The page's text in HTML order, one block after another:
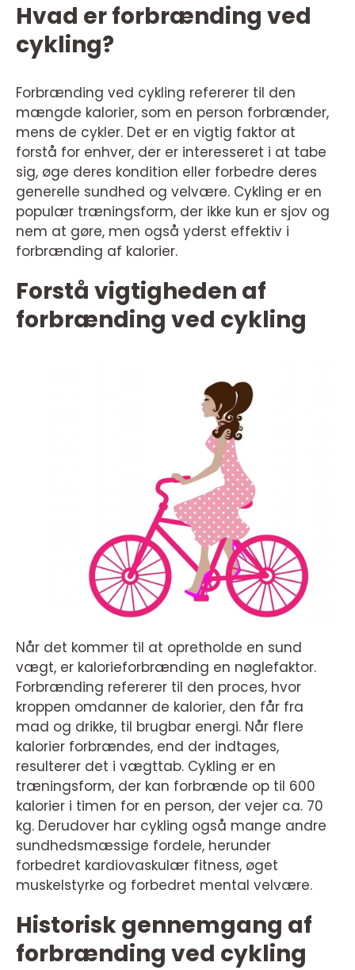
Hvad er forbrænding ved
cykling?
Forbrænding ved cykling refererer til den
mængde kalorier, som en person forbrænder,
mens de cykler. Det er en vigtig faktor at
forstå for enhver, der er interesseret i at tabe
sig, øge deres kondition eller forbedre deres
generelle sundhed og velvære. Cykling er en
populær træningsform, der ikke kun er sjov og
nem at gøre, men også yderst effektiv i
forbrænding af kalorier.
Forstå vigtigheden af
forbrænding ved cykling
Når det kommer til at opretholde en sund
vægt, er kalorieforbrænding en nøglefaktor.
Forbrænding refererer til den proces, hvor
kroppen omdanner de kalorier, den får fra
mad og drikke, til brugbar energi. Når flere
kalorier forbrændes, end der indtages,
resulterer det i vægttab. Cykling er en
træningsform, der kan forbrænde op til 600
kalorier i timen for en person, der vejer ca. 70
kg. Derudover har cykling også mange andre
sundhedsmæssige fordele, herunder
forbedret kardiovaskulær fitness, øget
muskelstyrke og forbedret mental velvære.
Historisk gennemgang af
forbrænding ved cykling